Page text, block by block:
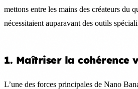
mettons entre les mains des créateurs du
nécessitaient auparavant des outils
1. Maîtriser la cohérence
L’une des forces principales de Nano